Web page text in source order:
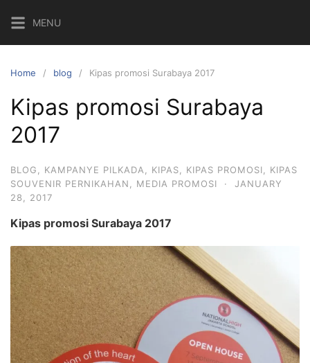
content
MENU
Home blog Kipas promosi Surabaya 2017
Kipas promosi Surabaya
2017
BLOG KAMPANYE PILKADA KIPAS KIPAS PROMOSI
KIPAS
SOUVENIR PERNIKAHAN
MEDIA PROMOSI ·
JANUARY
28, 2017
Kipas promosi Surabaya 2017